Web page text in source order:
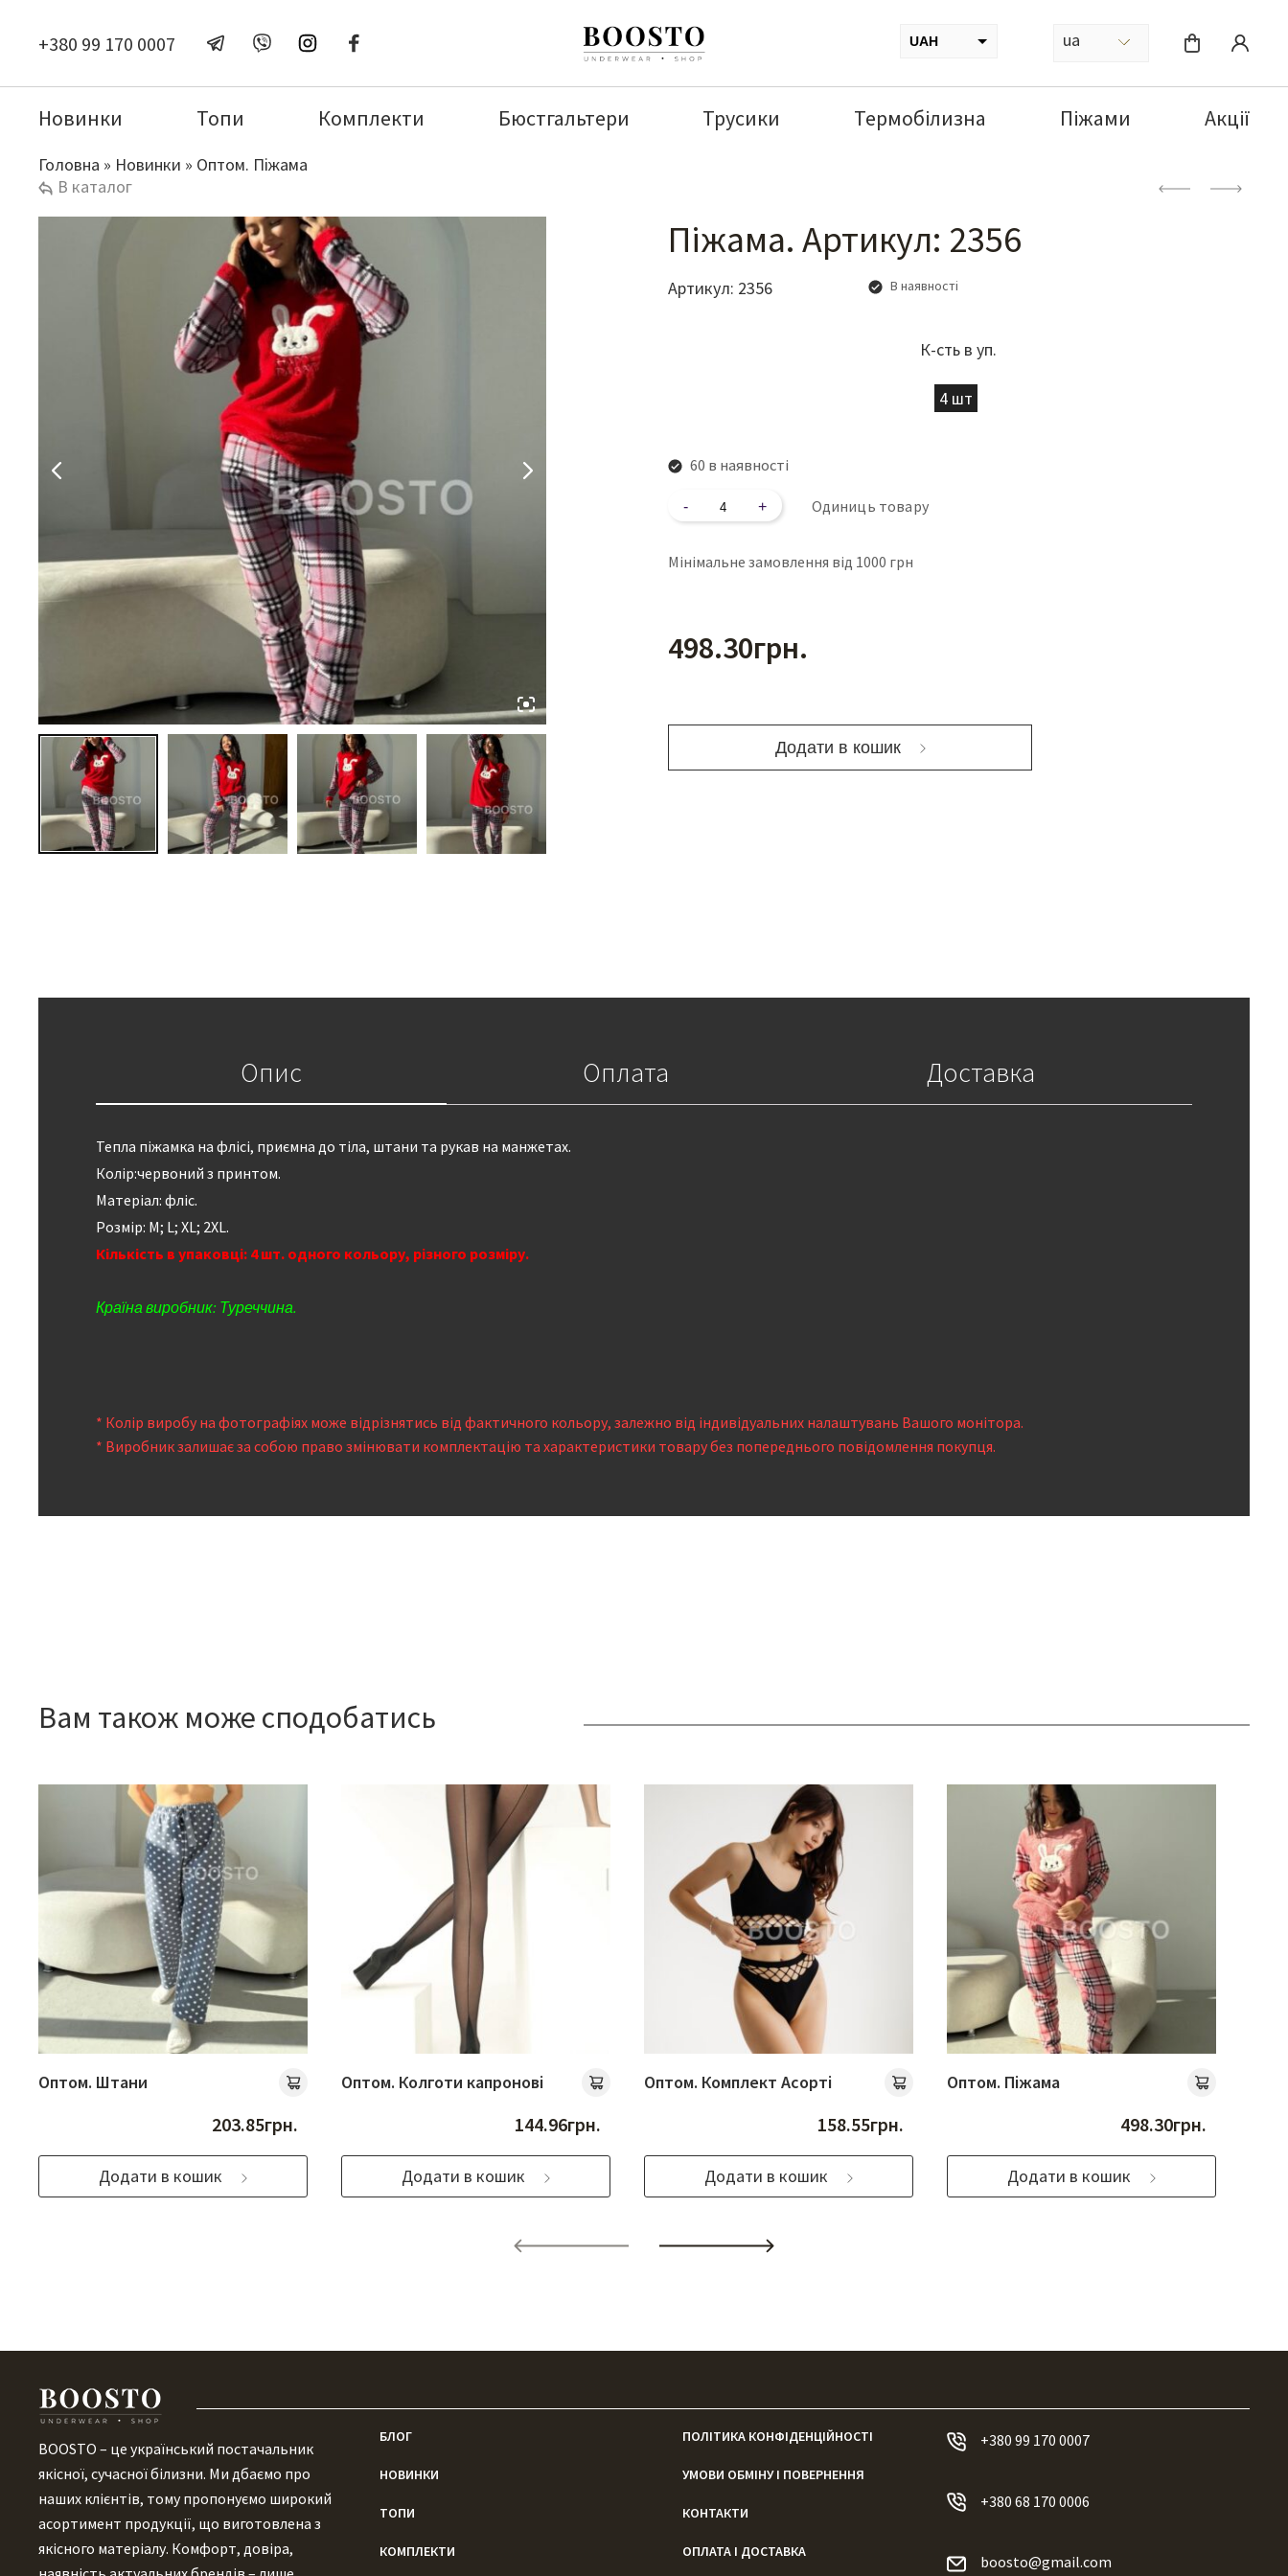
+380 99 170 0007 UAH ua
Новинки Топи Комплекти Бюстгальтери Трусики Термобілизна Піжами Акції
Головна » Новинки » Оптом. Піжама
В каталог
Піжама. Артикул: 2356
Артикул: 2356 В наявності
К-сть в уп.
4 шт
60 в наявності
Кількість Одиниць товару
Мінімальне замовлення від 1000 грн
498.30грн.
Додати в кошик
Опис Оплата Доставка
Тепла піжамка на флісі, приємна до тіла, штани та рукав на манжетах.
Колір:червоний з принтом.
Матеріал: фліс.
Розмір: M; L; XL; 2XL.
Кількість в упаковці: 4 шт. одного кольору, різного розміру.
Країна виробник: Туреччина.
* Колір виробу на фотографіях може відрізнятись від фактичного кольору, залежно від індивідуальних налаштувань Вашого монітора.
* Виробник залишає за собою право змінювати комплектацію та характеристики товару без попереднього повідомлення покупця.
Вам також може сподобатись
Оптом. Штани
203.85грн.
Додати в кошик
Оптом. Колготи капронові
144.96грн.
Додати в кошик
Оптом. Комплект Асорті
158.55грн.
Додати в кошик
Оптом. Піжама
498.30грн.
Додати в кошик
BOOSTO – це український постачальник
якісної, сучасної білизни. Ми дбаємо про
наших клієнтів, тому пропонуємо широкий
асортимент продукції, що виготовлена ​​з
якісного матеріалу. Комфорт, довіра,
БЛОГ
НОВИНКИ
ТОПИ
КОМПЛЕКТИ
ПОЛІТИКА КОНФІДЕНЦІЙНОСТІ
УМОВИ ОБМІНУ І ПОВЕРНЕННЯ
КОНТАКТИ
ОПЛАТА І ДОСТАВКА
+380 99 170 0007
+380 68 170 0006
boosto@gmail.com